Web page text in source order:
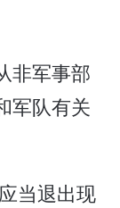
非军事部
军队有关
当退出现